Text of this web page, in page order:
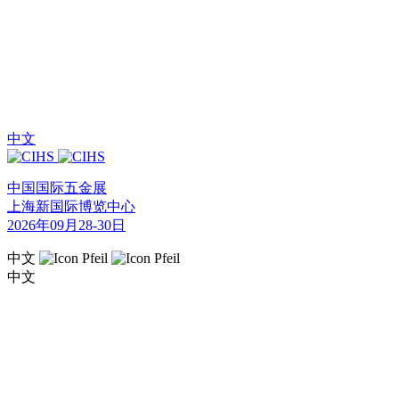
中文
中国国际五金展
上海新国际博览中心
2026年09月28-30日
中文
中文